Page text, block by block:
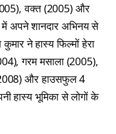
वक्त (2005) और
में अपने शानदार अभिनय से
ने हास्य फिल्मों हेरा
गरम मसाला (2005),
और हाउसफुल 4
हास्य भूमिका से लोगों के